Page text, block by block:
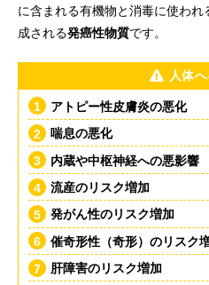
に含まれる有機物と消毒に使わ
成される発癌性物質です。
人体
アトピー性皮膚炎の悪化
喘息の悪化
内蔵や中枢神経への悪影響
流産のリスク増加
発がん性のリスク増加
催奇形性（奇形）のリスク
肝障害のリスク増加